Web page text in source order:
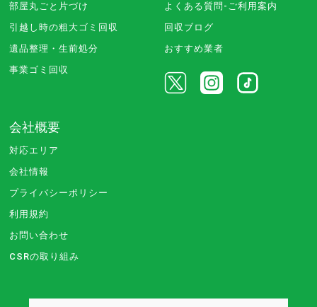
部屋丸ごと片づけ
引越し時の粗大ゴミ回収
遺品整理・生前処分
事業ゴミ回収
よくある質問-ご利用案内
回収ブログ
おすすめ業者
会社概要
対応エリア
会社情報
プライバシーポリシー
利用規約
お問い合わせ
CSRの取り組み